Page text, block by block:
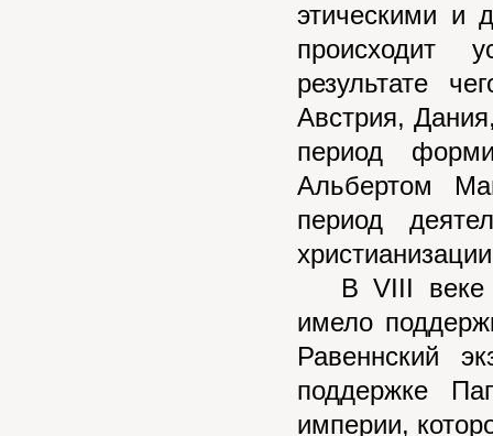
этическими и
происходит
результате
Австрия,
период
Альбертом
период
В VIII веке
имело
Равеннский
поддержке
империи,